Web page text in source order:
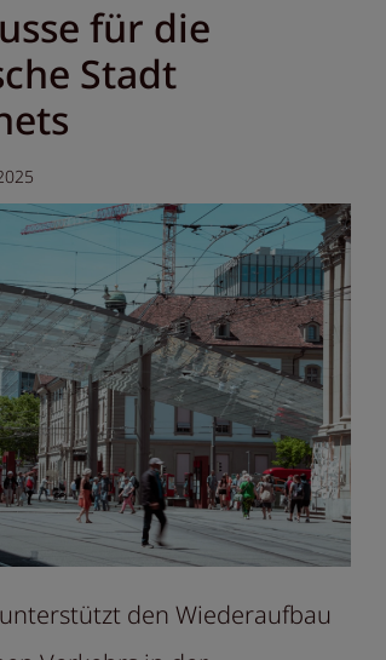
für die
Stadt
unterstützt den Wiederaufbau